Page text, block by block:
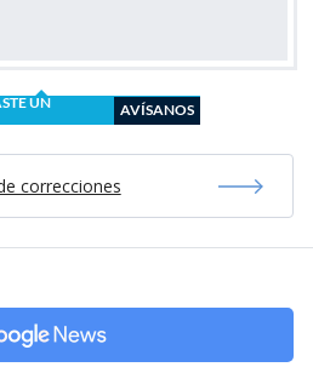
UN
AVÍSANOS
correcciones